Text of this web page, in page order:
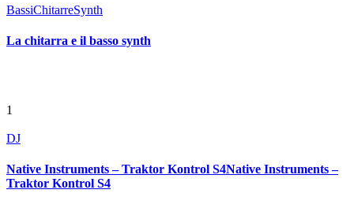
BassiChitarreSynth
La chitarra e il basso synth
1
DJ
Native Instruments – Traktor Kontrol S4Native Instruments –
Traktor Kontrol S4